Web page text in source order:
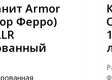
Armor
Ферро)